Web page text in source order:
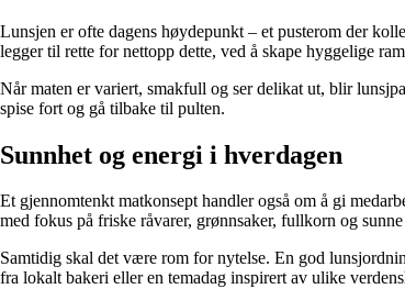
Lunsjen er ofte dagens høydepunkt – et pusterom der
legger til rette for nettopp dette, ved å skape hyggelige
Når maten er variert, smakfull og ser delikat ut, blir
spise fort og gå tilbake til pulten.
Sunnhet og energi i hverdagen
Et gjennomtenkt matkonsept handler også om å gi
med fokus på friske råvarer, grønnsaker, fullkorn og
Samtidig skal det være rom for nytelse. En god
fra lokalt bakeri eller en temadag inspirert av ulike